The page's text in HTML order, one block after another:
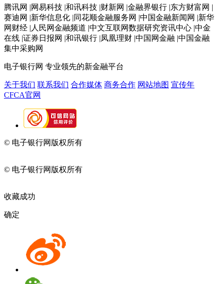
腾讯网 |网易科技 |和讯科技 |财新网 |金融界银行 |东方财富网 |
赛迪网 |新华信息化 |同花顺金融服务网 |中国金融新闻网 |新华
网财经 |人民网金融频道 |中文互联网数据研究资讯中心 |中金
在线 |证券日报网 |和讯银行 |凤凰理财 |中国网金融 |中国金融
集中采购网
电子银行网 专业领先的新金融平台
关于我们 联系我们 合作媒体 商务合作 网站地图 宣传年
CFCA官网
© 电子银行网版权所有
© 电子银行网版权所有
收藏成功
确定